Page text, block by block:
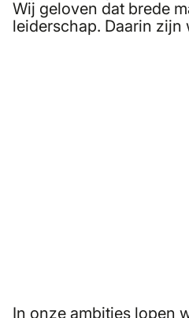
Wij geloven dat brede
leiderschap. Daarin
In onze ambities lopen